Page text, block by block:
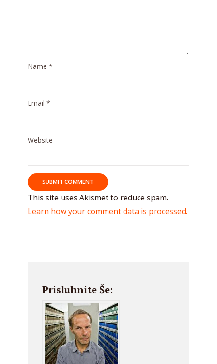
Name *
Email *
Website
This site uses Akismet to reduce spam.
Learn how your comment data is processed.
Prisluhnite Še: